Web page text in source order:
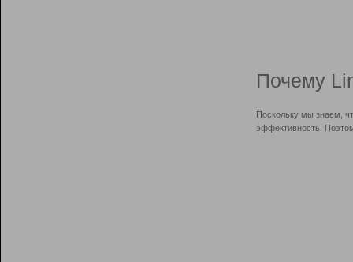
Почему
Поскольку мы знаем,
эффективность.